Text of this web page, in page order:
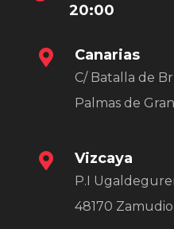
20:00
Canarias
C/ Batalla de
Palmas de
Vizcaya
P.I
48170